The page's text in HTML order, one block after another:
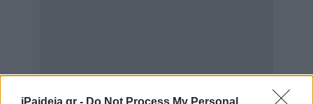
iPaideia.gr - Do Not Process My Personal